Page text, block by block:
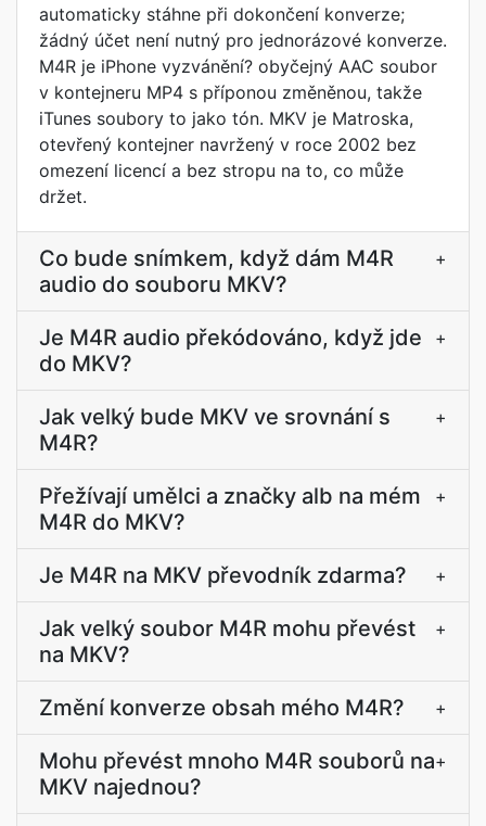
automaticky stáhne při dokončení konverze;
žádný účet není nutný pro jednorázové konverze.
M4R je iPhone vyzvánění? obyčejný AAC soubor
v kontejneru MP4 s příponou změněnou, takže
iTunes soubory to jako tón. MKV je Matroska,
otevřený kontejner navržený v roce 2002 bez
omezení licencí a bez stropu na to, co může
držet.
Co bude snímkem, když dám M4R
audio do souboru MKV?
+
Je M4R audio překódováno, když jde
do MKV?
+
Jak velký bude MKV ve srovnání s
M4R?
+
Přežívají umělci a značky alb na mém
M4R do MKV?
+
Je M4R na MKV převodník zdarma? +
Jak velký soubor M4R mohu převést
na MKV?
+
Změní konverze obsah mého M4R? +
Mohu převést mnoho M4R souborů na
MKV najednou?
+